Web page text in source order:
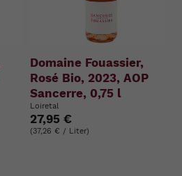
Domaine Fouassier,
Rosé Bio, 2023, AOP
Sancerre, 0,75 l
Loiretal
27,95 €
(37,26 € / Liter)